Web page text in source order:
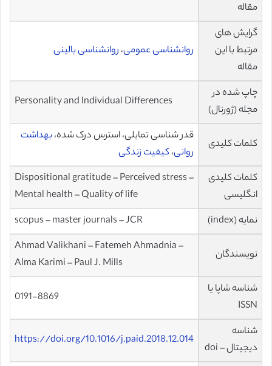
مقاله
گرایش های
مرتبط با این
مقاله
روانشناسی عمومی، روانشناسی بالینی
چاپ شده در
مجله (ژورنال)
Personality and Individual Differences
کلمات کلیدی
قدر شناسی تمایلی، استرس درک شده،بهداشت
روانی،کیفیت زندگی
کلمات کلیدی
انگلیسی
Dispositional gratitude – Perceived stress –
Mental health – Quality of life
نمایه (index)
scopus – master journals – JCR
نویسندگان
Ahmad Valikhani – Fatemeh Ahmadnia –
Alma Karimi – Paul J. Mills
شناسه شاپا یا
ISSN
0191-8869
شناسه
دیجیتال – doi
https://doi.org/10.1016/j.paid.2018.12.014